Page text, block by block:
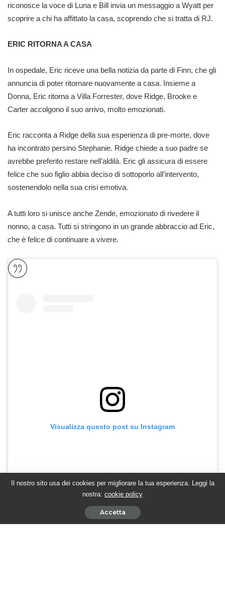
riconosce la voce di Luna e Bill invia un messaggio a Wyatt per
scoprire a chi ha affittato la casa, scoprendo che si tratta di RJ.
ERIC RITORNA A CASA
In ospedale, Eric riceve una bella notizia da parte di Finn, che gli
annuncia di poter ritornare nuovamente a casa. Insieme a
Donna, Eric ritorna a Villa Forrester, dove Ridge, Brooke e
Carter accolgono il suo arrivo, molto emozionati.
Eric racconta a Ridge della sua esperienza di pre-morte, dove
ha incontrato persino Stephanie. Ridge chiede a suo padre se
avrebbe preferito restare nell’aldilà. Eric gli assicura di essere
felice che suo figlio abbia deciso di sottoporlo all’intervento,
sostenendolo nella sua crisi emotiva.
A tutti loro si unisce anche Zende, emozionato di rivedere il
nonno, a casa. Tutti si stringono in un grande abbraccio ad Eric,
che è felice di continuare a vivere.
Visualizza questo post su Instagram
Il nostro sito usa dei cookies per migliorare la tua esperienza. Leggi la
nostra: cookie policy
Accetta